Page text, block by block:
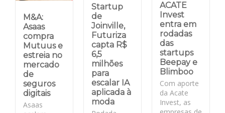
M&A:
Asaas
compra
Mutuus e
estreia no
mercado
de
seguros
digitais
Asaas
Startup
de
Joinville,
Futuriza
capta R$
6,5
milhões
para
escalar IA
aplicada à
moda
ACATE
Invest
entra em
rodadas
das
startups
Beepay e
Blimboo
Com aporte
da Acate
Invest, as